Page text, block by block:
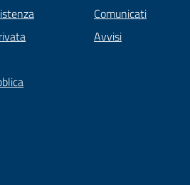
Comunicati
Avvisi